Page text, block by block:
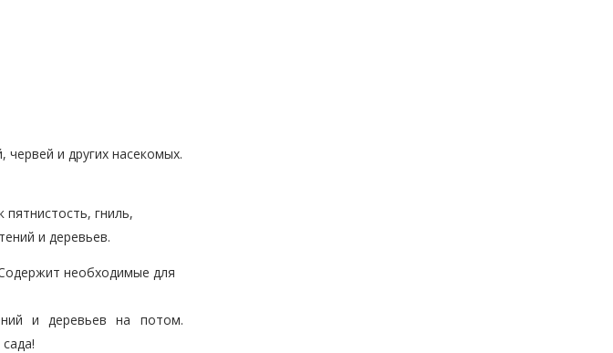
и других насекомых.
гниль,
и деревьев.
необходимые для
и деревьев на потом.